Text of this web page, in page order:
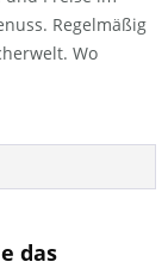
Regelmäßig
Wo
das